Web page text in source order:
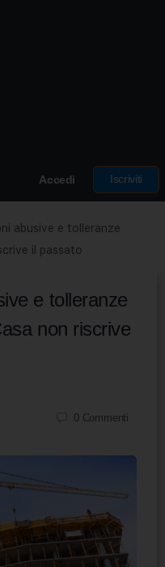
Accedi Iscriviti
abusive e tolleranze
il passato
e tolleranze
non riscrive
0 Commenti